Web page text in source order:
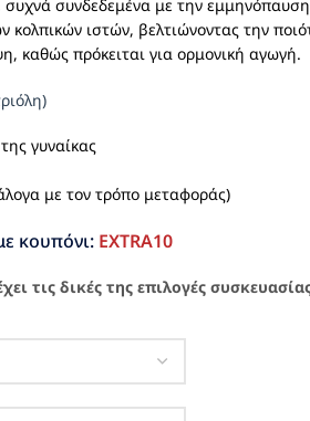
συχνά συνδεδεμένα με την
κολπικών ιστών, βελτιώνοντας την
καθώς πρόκειται για ορμονική αγωγή.
γυναίκας
με τον τρόπο μεταφοράς)
κουπόνι: EXTRA10
τις δικές της επιλογές